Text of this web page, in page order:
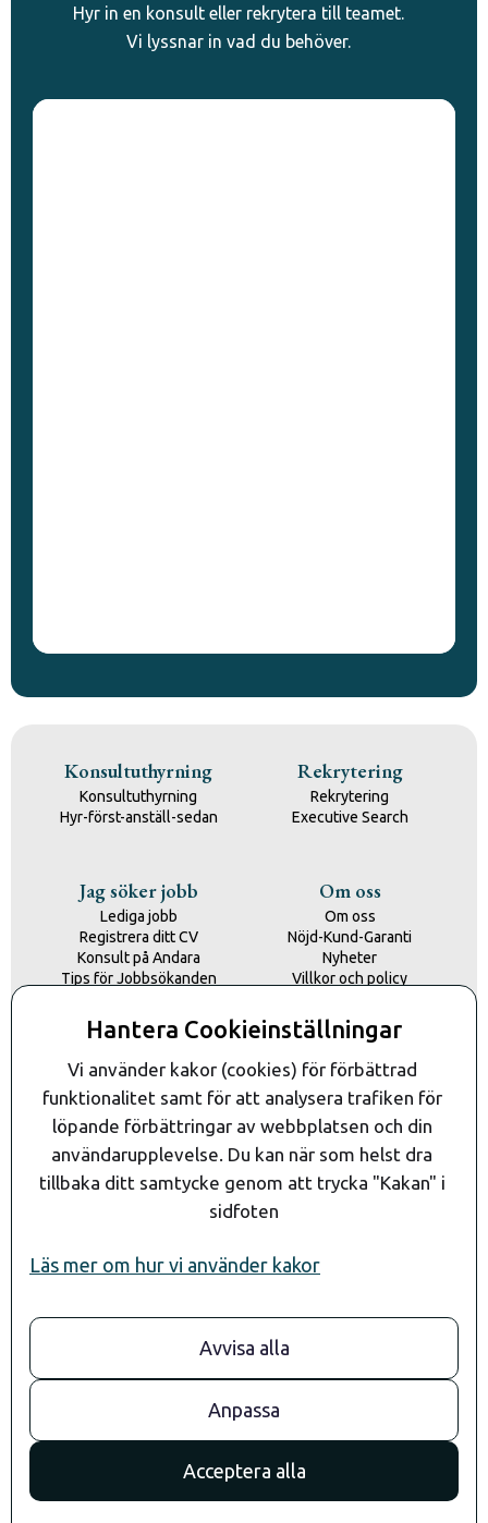
Hyr in en konsult eller rekrytera till teamet.
Vi lyssnar in vad du behöver.
Konsultuthyrning
Konsultuthyrning
Hyr-först-anställ-sedan
Rekrytering
Rekrytering
Executive Search
Jag söker jobb
Lediga jobb
Registrera ditt CV
Konsult på Andara
Tips för Jobbsökanden
Om oss
Om oss
Nöjd-Kund-Garanti
Nyheter
Villkor och policy
Kontakta oss
Kontakt
08- 24 90 80
111 51 Stockholm
Göteborg
Hantera Cookieinställningar
Vi använder kakor (cookies) för förbättrad
funktionalitet samt för att analysera trafiken för
löpande förbättringar av webbplatsen och din
användarupplevelse. Du kan när som helst dra
tillbaka ditt samtycke genom att trycka "Kakan" i
sidfoten
Läs mer om hur vi använder kakor
Avvisa alla
Anpassa
Acceptera alla